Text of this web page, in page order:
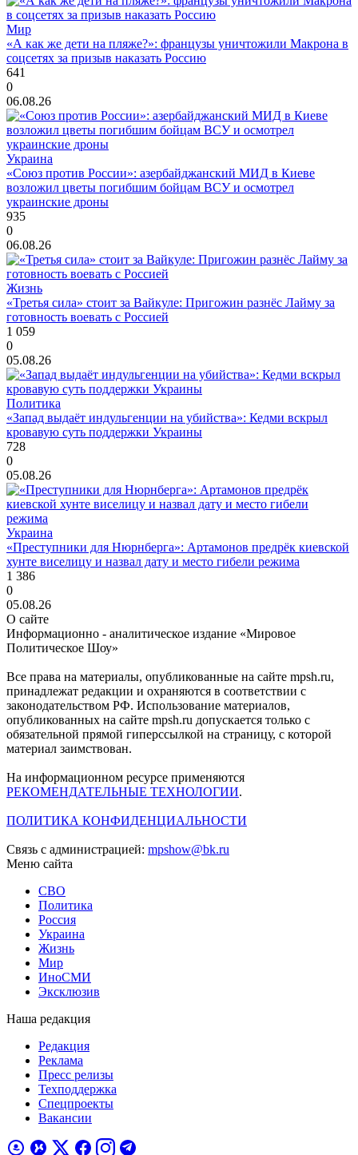
Мир
«А как же дети на пляже?»: французы уничтожили Макрона в
соцсетях за призыв наказать Россию
641
0
06.08.26
Украина
«Союз против России»: азербайджанский МИД в Киеве
возложил цветы погибшим бойцам ВСУ и осмотрел
украинские дроны
935
0
06.08.26
Жизнь
«Третья сила» стоит за Вайкуле: Пригожин разнёс Лайму за
готовность воевать с Россией
1 059
0
05.08.26
Политика
«Запад выдаёт индульгенции на убийства»: Кедми вскрыл
кровавую суть поддержки Украины
728
0
05.08.26
Украина
«Преступники для Нюрнберга»: Артамонов предрёк киевской
хунте виселицу и назвал дату и место гибели режима
1 386
0
05.08.26
О сайте
Информационно - аналитическое издание «Мировое
Политическое Шоу»
Все права на материалы, опубликованные на сайте mpsh.ru,
принадлежат редакции и охраняются в соответствии с
законодательством РФ. Использование материалов,
опубликованных на сайте mpsh.ru допускается только с
обязательной прямой гиперссылкой на страницу, с которой
материал заимствован.
На информационном ресурсе применяются
РЕКОМЕНДАТЕЛЬНЫЕ ТЕХНОЛОГИИ.
ПОЛИТИКА КОНФИДЕНЦИАЛЬНОСТИ
Связь с администрацией: mpshow@bk.ru
Меню сайта
СВО
Политика
Россия
Украина
Жизнь
Мир
ИноСМИ
Эксклюзив
Наша редакция
Редакция
Реклама
Пресс релизы
Техподдержка
Спецпроекты
Вакансии